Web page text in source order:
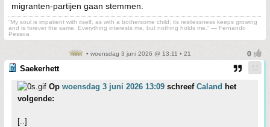
migranten-partijen gaan stemmen.
“My soul is impatient with itself, as with a bothersome child; its restlessness keeps growing
and is forever the same. Everything interests me, but nothing holds me.” ― Fernando
Pessoa
• woensdag 3 juni 2026 @ 13:11 • 21
Saekerhett
Op woensdag 3 juni 2026 13:09 schreef Caland het
volgende:
[..]